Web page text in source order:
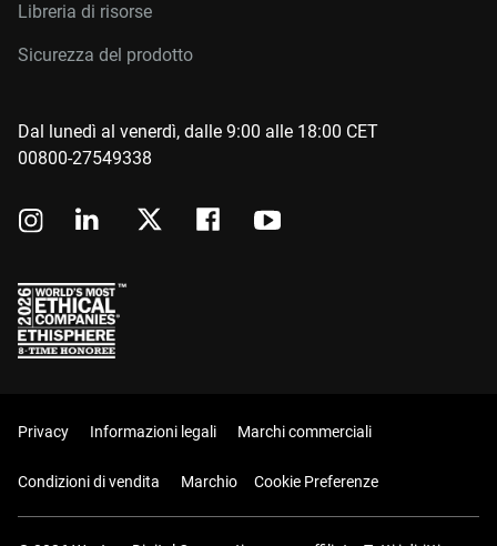
Libreria di risorse
Sicurezza del prodotto
Dal lunedì al venerdì, dalle 9:00 alle 18:00 CET
00800-27549338
Privacy Informazioni legali Marchi commerciali
Condizioni di vendita Marchio Cookie Preferenze